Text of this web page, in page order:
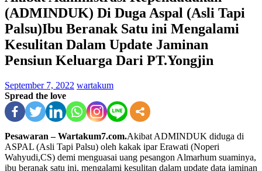
(ADMINDUK) Di Duga Aspal (Asli Tapi
Palsu)Ibu Beranak Satu ini Mengalami
Kesulitan Dalam Update Jaminan
Pensiun Keluarga Dari PT.Yongjin
September 7, 2022 wartakum
Spread the love
Pesawaran – Wartakum7.com.Akibat ADMINDUK diduga di
ASPAL (Asli Tapi Palsu) oleh kakak ipar Erawati (Noperi
Wahyudi,CS) demi menguasai uang pesangon Almarhum suaminya,
ibu beranak satu ini, mengalami kesulitan dalam update data jaminan